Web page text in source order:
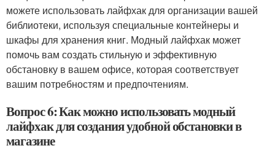
можете использовать лайфхак для организации вашей
библиотеки, используя специальные контейнеры и
шкафы для хранения книг. Модный лайфхак может
помочь вам создать стильную и эффективную
обстановку в вашем офисе, которая соответствует
вашим потребностям и предпочтениям.
Вопрос 6: Как можно использовать модный
лайфхак для создания удобной обстановки в
магазине